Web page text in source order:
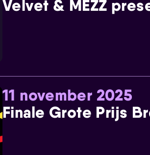
Velvet & MEZZ
11 november 2025
Finale Grote Prijs